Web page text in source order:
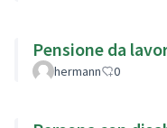
Pensione da
hermann 0